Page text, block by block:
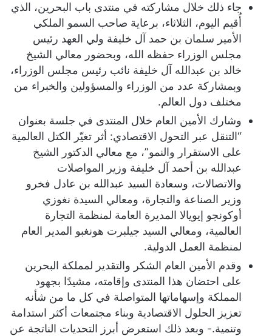
جاء ذلك خلال مشاركته في منتدى باب البحرين، الذي
أُقيم اليوم، الثلاثاء، برعاية صاحب السمو الملكي
الأمير سلمان بن حمد آل خليفة ولي العهد رئيس
مجلس الوزراء حفظه الله، وبحضور معالي الشيخ
خالد بن عبدالله آل خليفة نائب رئيس مجلس الوزراء،
وبمشاركة عدد من الوزراء والمسؤولين والخبراء من
مختلف دول العالم.
وشارك الأمين العام خلال المنتدى في جلسة بعنوان
“التنقل عبر التحول الاقتصادي: أثر تغيّر الكتل العالمية
على الاستقرار والنمو”، مع معالي الدكتور الشيخ
عبدالله بن أحمد آل خليفة وزير المواصلات
والاتصالات، وسعادة السيد عبدالله بن عادل فخرو
وزير الصناعة والتجارة، ومعالي السيدة نغوزي
أوكونجو إيويالا المديرة العامة لمنظمة التجارة
العالمية، ومعالي السيد جيلبرت هونغبو المدير العام
لمنظمة العمل الدولية.
وقدم الأمين العام الشكر والتقدير لمملكة البحرين
على احتضان هذا المنتدى وإقامته، مشيدًا بجهود
المملكة وإسهاماتها المتواصلة في كل ما من شأنه
تعزيز الحلول الاقتصادية وبناء مجتمعات أكثر استدامة
وتنمية.- وبعد ذلك استعرض أبرز التحديات الناتجة عن